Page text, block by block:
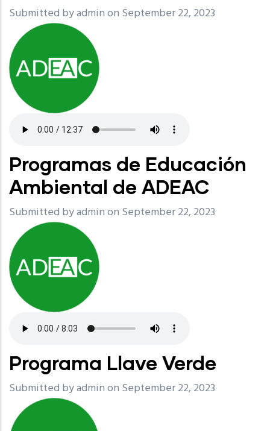
Submitted byadminon September 22, 2023
Programas de Educación
Ambiental de ADEAC
Submitted byadminon September 22, 2023
Programa Llave Verde
Submitted byadminon September 22, 2023